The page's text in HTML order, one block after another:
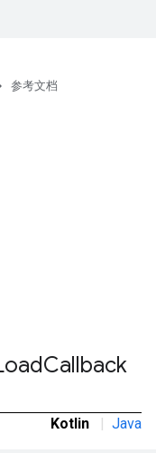
参考文档
Callback
Kotlin | Java